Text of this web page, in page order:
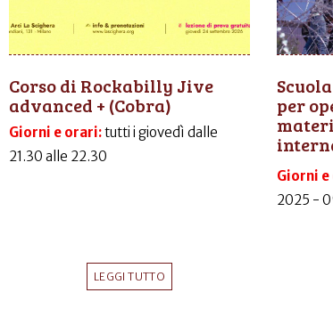
Corso di Rockabilly Jive
advanced + (Cobra)
Giorni e orari:tutti i giovedì dalle
21.30 alle 22.30
LEGGI TUTTO
per
Giorni
2025 -